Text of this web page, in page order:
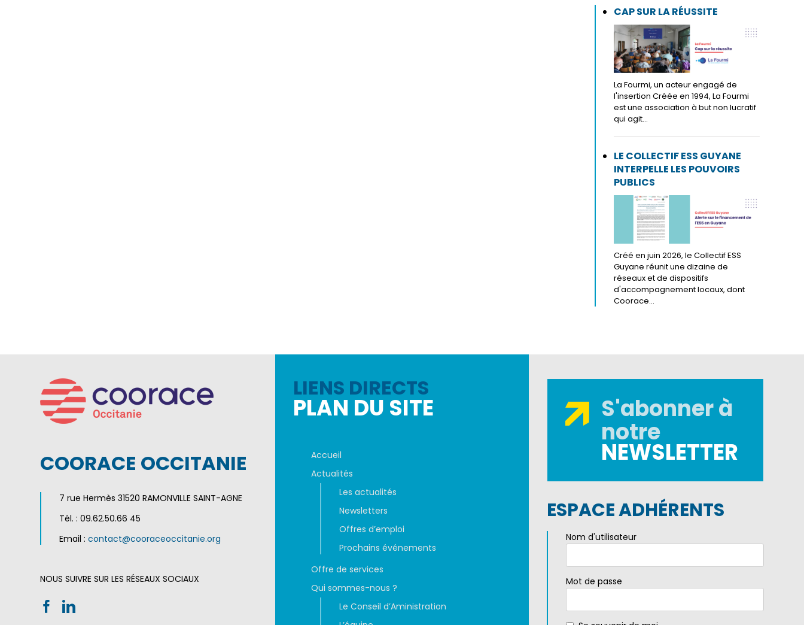
CAP SUR LA RÉUSSITE
La Fourmi, un acteur engagé de
l'insertion Créée en 1994, La Fourmi
est une association à but non lucratif
qui agit...
LE COLLECTIF ESS GUYANE
INTERPELLE LES POUVOIRS
PUBLICS
Créé en juin 2026, le Collectif ESS
Guyane réunit une dizaine de
réseaux et de dispositifs
d'accompagnement locaux, dont
Coorace...
COORACE OCCITANIE
7 rue Hermès 31520 RAMONVILLE SAINT-AGNE
Tél. : 09.62.50.66 45
Email : contact@cooraceoccitanie.org
NOUS SUIVRE SUR LES RÉSEAUX SOCIAUX
LIENS DIRECTS
PLAN DU SITE
Accueil
Actualités
Les actualités
Newsletters
Offres d’emploi
Prochains événements
Offre de services
Qui sommes-nous ?
Le Conseil d’Aministration
S'abonner à
notre
NEWSLETTER
ESPACE ADHÉRENTS
Nom d'utilisateur
Mot de passe